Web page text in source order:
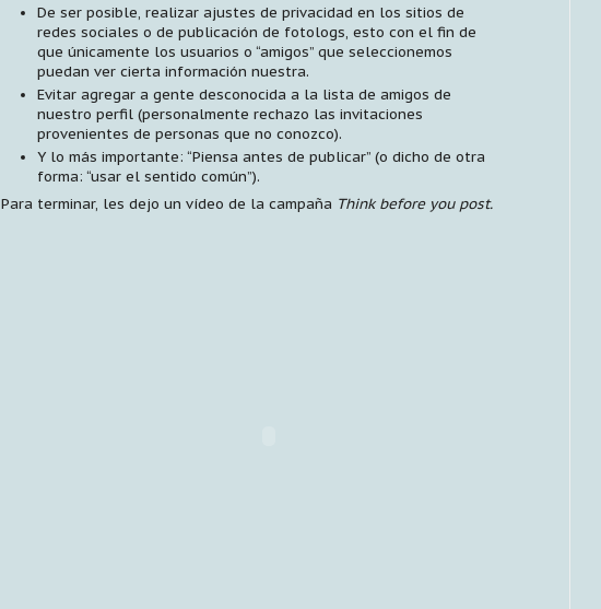
De ser posible, realizar ajustes de privacidad en los sitios de
redes sociales o de publicación de fotologs, esto con el fin de
que únicamente los usuarios o “amigos” que seleccionemos
puedan ver cierta información nuestra.
Evitar agregar a gente desconocida a la lista de amigos de
nuestro perfil (personalmente rechazo las invitaciones
provenientes de personas que no conozco).
Y lo más importante: “Piensa antes de publicar” (o dicho de otra
forma: “usar el sentido común”).
Para terminar, les dejo un vídeo de la campaña Think before you post.